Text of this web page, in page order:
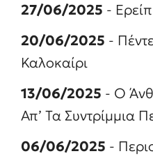
27/06/2025 -
20/06/2025 -
Καλοκαίρι
13/06/2025 - Ο
Απ’ Τα Συντρίμμια
06/06/2025 -